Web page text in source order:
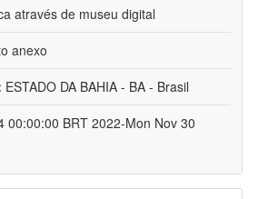
através de museu digital
anexo
ESTADO DA BAHIA - BA - Brasil
00:00:00 BRT 2022-Mon Nov 30